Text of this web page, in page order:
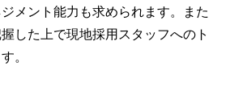
メント能力も求められます。また
した上で現地採用スタッフへのト
。